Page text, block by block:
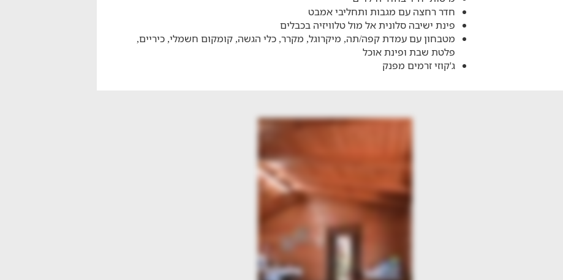
חדר רחצה עם מגבות ותחליבי אמבט
פינת ישיבה סלונית אל מול טלוויזיה בכבלים
מטבחון עם עמדת קפה/תה, מיקרוגל, מקרר, כלי הגשה, קומקום חשמלי, כיריים,
פלטת שבת ופינת אוכל
ג'קוזי זרמים מפנק